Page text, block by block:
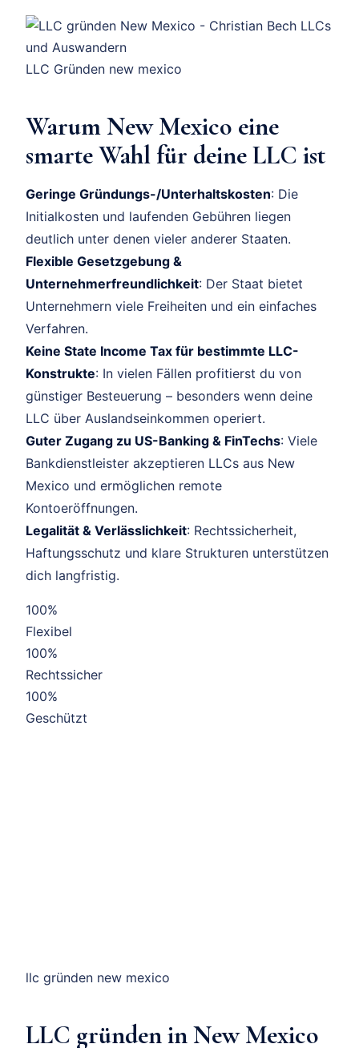
LLC Gründen new mexico
Warum New Mexico eine
smarte Wahl für deine LLC ist
Geringe Gründungs-/Unterhaltskosten: Die
Initialkosten und laufenden Gebühren liegen
deutlich unter denen vieler anderer Staaten.
Flexible Gesetzgebung &
Unternehmerfreundlichkeit: Der Staat bietet
Unternehmern viele Freiheiten und ein einfaches
Verfahren.
Keine State Income Tax für bestimmte LLC-
Konstrukte: In vielen Fällen profitierst du von
günstiger Besteuerung – besonders wenn deine
LLC über Auslandseinkommen operiert.
Guter Zugang zu US-Banking & FinTechs: Viele
Bankdienstleister akzeptieren LLCs aus New
Mexico und ermöglichen remote
Kontoeröffnungen.
Legalität & Verlässlichkeit: Rechtssicherheit,
Haftungsschutz und klare Strukturen unterstützen
dich langfristig.
100%
Flexibel
100%
Rechtssicher
100%
Geschützt
llc gründen new mexico
LLC gründen in New Mexico